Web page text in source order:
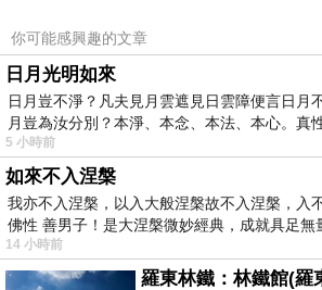
uni2019
2025-09-30 20:11:13
不客氣！辛苦了！作育英才不易啊。
版主回應
為了糊口飯，現在各行各業都好
(嘆)
2025-10-01 09:52:15
你可能感興趣的文章
日月光明如來
日月豈不淨？凡夫見月雲遮見日雲障便言日月
月豈為汝分別？本淨、本念、本法、本心。真
5 小時前
如來不入涅槃
我亦不入涅槃，以入大般涅槃故不入涅槃，入
佛性 善男子！是大涅槃微妙經典，成就具足無
14 小時前
羅東林鐵：林鐵館(羅